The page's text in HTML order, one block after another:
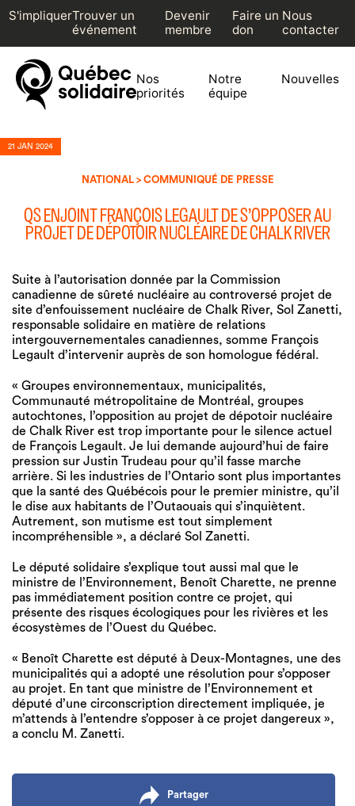
S'impliquerTrouver un
événement
Devenir
membre
Faire un
don
Nous
contacter
Nos
priorités
Notre
équipe
Nouvelles
21 JAN 2024
NATIONAL > COMMUNIQUÉ DE PRESSE
QS ENJOINT FRANÇOIS LEGAULT DE S’OPPOSER AU
PROJET DE DÉPOTOIR NUCLÉAIRE DE CHALK RIVER
Suite à l’autorisation donnée par la Commission
canadienne de sûreté nucléaire au controversé projet de
site d’enfouissement nucléaire de Chalk River, Sol Zanetti,
responsable solidaire en matière de relations
intergouvernementales canadiennes, somme François
Legault d’intervenir auprès de son homologue fédéral.
« Groupes environnementaux, municipalités,
Communauté métropolitaine de Montréal, groupes
autochtones, l’opposition au projet de dépotoir nucléaire
de Chalk River est trop importante pour le silence actuel
de François Legault. Je lui demande aujourd’hui de faire
pression sur Justin Trudeau pour qu’il fasse marche
arrière. Si les industries de l’Ontario sont plus importantes
que la santé des Québécois pour le premier ministre, qu’il
le dise aux habitants de l’Outaouais qui s’inquiètent.
Autrement, son mutisme est tout simplement
incompréhensible », a déclaré Sol Zanetti.
Le député solidaire s’explique tout aussi mal que le
ministre de l’Environnement, Benoît Charette, ne prenne
pas immédiatement position contre ce projet, qui
présente des risques écologiques pour les rivières et les
écosystèmes de l’Ouest du Québec.
« Benoît Charette est député à Deux-Montagnes, une des
municipalités qui a adopté une résolution pour s’opposer
au projet. En tant que ministre de l’Environnement et
député d’une circonscription directement impliquée, je
m’attends à l’entendre s’opposer à ce projet dangereux »,
a conclu M. Zanetti.
Partager